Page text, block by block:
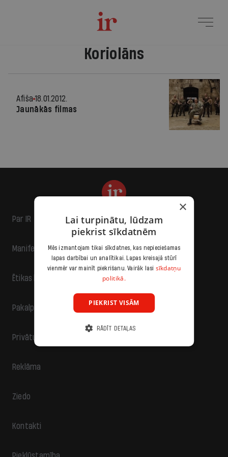
Koriolāns
Afiša 18.01.2012.
Jaunākās filmas
Par IR
Manifests
Ētikas kodekss
Pakalpojumu sniegšanas noteikumi
Privātuma politika
Reklāma
Ziedo
Kontakti
×
Lai turpinātu, lūdzam
piekrist sīkdatnēm
Mēs izmantojam tikai sīkdatnes, kas nepieciešamas
lapas darbībai un analītikai. Lapas kreisajā stūrī
vienmēr var mainīt piekrišanu. Vairāk lasi sīkdatņu
politikā.
PIEKRIST VISĀM
RĀDĪT DETAĻAS